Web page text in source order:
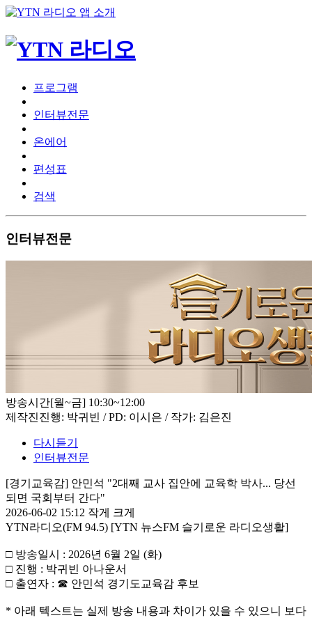
프로그램
인터뷰전문
온에어
편성표
검색
인터뷰전문
방송시간[월~금] 10:30~12:00
제작진진행: 박귀빈 / PD: 이시은 / 작가: 김은진
다시듣기
인터뷰전문
[경기교육감] 안민석 "2대째 교사 집안에 교육학 박사... 당선
되면 국회부터 간다"
2026-06-02 15:12 작게
크게
YTN라디오(FM 94.5) [YTN 뉴스FM 슬기로운 라디오생활]
□ 방송일시 : 2026년 6월 2일 (화)
□ 진행 : 박귀빈 아나운서
□ 출연자 : ☎ 안민석 경기도교육감 후보
* 아래 텍스트는 실제 방송 내용과 차이가 있을 수 있으니 보다